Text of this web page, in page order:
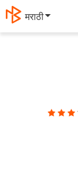
தமிழ்